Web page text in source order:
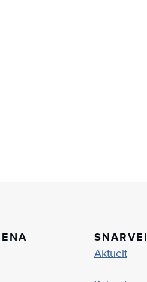
SNARVEI
Aktuelt